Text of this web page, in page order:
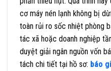
cơ máy nén lạnh không bị
toàn rủi ro sốc nhiệt phòng
tác xã hoặc doanh nghiệp
duyệt giải ngân nguồn vốn
tách chi tiết tại hồ sơ: báo